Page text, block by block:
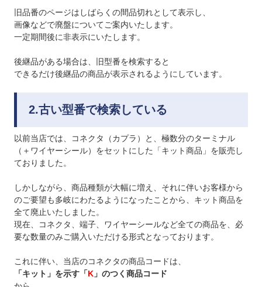
旧品番のページはしばらくの間品切れとして表示し、
画像などで廃盤についてご案内いたします。
一定期間後に非表示にいたします。
後継品がある場合は、旧型番を検索すると
できるだけ後継品の商品が表示されるようにしています。
2.古い型番で検索している
以前当店では、コネクタ（カプラ）と、極数分のターミナル
（＋ワイヤーシール）をセットにした「キット商品」を販売し
ておりました。
しかしながら、商品種類が大幅に増え、それに伴いお客様から
のご要望も多岐にわたるようになったことから、キット商品を
全て廃止いたしました。
現在、コネクタ、端子、ワイヤーシールなど全ての商品を、必
要な数量のみご購入いただける形式となっております。
これに伴い、当店のコネクタの商品コードは、
「キット」を示す「K 」のつく商品コード